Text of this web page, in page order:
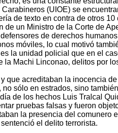
(UIOE) se
de texto en contra de otros
de un Ministro de la Corte de
de derechos
móviles, lo cual motivó
la unidad policial que en el
Machi Linconao, delitos por
que acreditaban la inocencia
sólo en estrados, sino
de los hechos Luis Tralcal
pruebas falsas y fueron
la presencia del comunero
el delito terrorista.